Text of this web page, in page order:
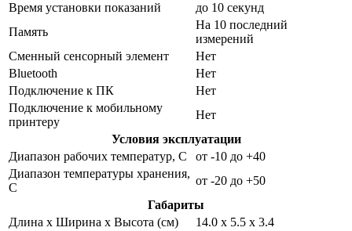
Время установки показаний
до 10 секунд
Память
На 10 последний
измерений
Сменный сенсорный элемент
Нет
Bluetooth
Нет
Подключение к ПК
Нет
Подключение к мобильному
принтеру
Нет
Условия эксплуатации
Диапазон рабочих температур, С
от -10 до +40
Диапазон температуры хранения,
С
от -20 до +50
Габариты
Длина х Ширина х Высота (см)
14.0 x 5.5 x 3.4